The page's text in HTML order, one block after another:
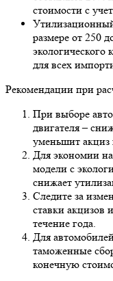
стоимости с
размере от 250
экологического
для всех
Рекомендации при
При выборе
двигателя –
уменьшит
Для экономии на
модели с
снижает
Следите за
ставки акцизов
течение года.
Для
таможенные
конечную